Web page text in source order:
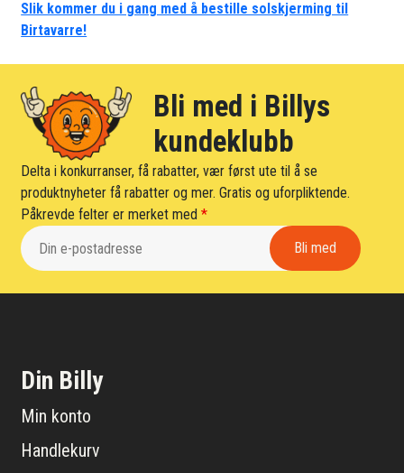
Slik kommer du i gang med å bestille solskjerming til
Birtavarre!
Bli med i Billys
kundeklubb
Delta i konkurranser, få rabatter, vær først ute til å se
produktnyheter få rabatter og mer. Gratis og uforpliktende.
Påkrevde felter er merket med*
Din Billy
Min konto
Handlekurv